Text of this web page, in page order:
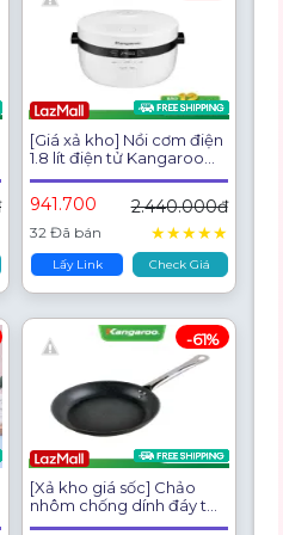
[Giá xả kho] Nồi cơm điện
1.8 lít điện tử Kangaroo
KG18DR9- Hàng chính
hãng
941.700 2.440.000đ
32 Đã bán ★★★★★
Lấy Link Check Giá
[Xả kho giá sốc] Chảo
nhôm chống dính đáy từ
Kangaroo KG663 - Size
-61%